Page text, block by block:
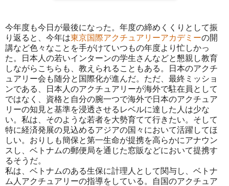
今年度も今日が最後になった。年度の締めくくりとして振
り返ると、今年は東京国際アクチュアリーアカデミーの開
講など色々なことを手がけていつもの年度より忙しかっ
た。日本人の若いインターンの学生さんなどと懇親し教育
しながらこちらも、教えられることもある。日本のアクチ
ュアリー会も随分と国際化が進んだ。ただ、最終ミッショ
ンである、日本人のアクチュアリーが海外で駐在員として
ではなく、資格と自分の腕一つで海外で日本のアクチュア
リーの知見と基準を浸透させるレベルに達した人は少な
い。私は、そのような若者を大勢育てて行きたい。そして
特に経済発展の見込めるアジアの国々において活躍してほ
しい。おりしも簡保と第一生命が提携を高らかにアナウン
スし、ベトナムの郵便局を通じた窓販などにおいて提携す
るそうだ。
私は、ベトナムのある生保に計理人として関与し、ベトナ
ム人アクチュアリーの指導をしている。自国のアクチュア